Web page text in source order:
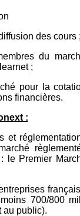
des cours
du
;
pour la
financières.
:
et
le Premier
700/800
au public).